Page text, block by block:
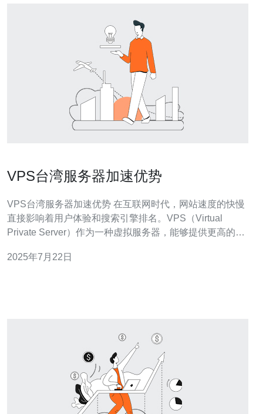
VPS台湾服务器加速优势
VPS台湾服务器加速优势 在互联网时代，网站速度的快慢
直接影响着用户体验和搜索引擎排名。VPS（Virtual
Private Server）作为一种虚拟服务器，能够提供更高的性
优势，成为许多网站选择的首选。下面将介绍VPS台湾服
2025年7月22日